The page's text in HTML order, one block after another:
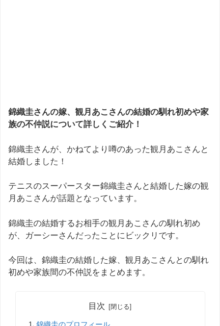
錦織圭さんの嫁、観月あこさんの結婚の馴れ初めや家
族の不仲説について詳しくご紹介！
錦織圭さんが、かねてより噂のあった観月あこさんと
結婚しました！
テニスのスーパースター錦織圭さんと結婚した嫁の観
月あこさんが話題となっています。
錦織圭の結婚するお相手の観月あこさんの馴れ初め
が、ガーシーさんだったことにビックリです。
今回は、錦織圭の結婚した嫁、観月あこさんとの馴れ
初めや家族間の不仲説をまとめます。
目次
錦織圭のプロフィール